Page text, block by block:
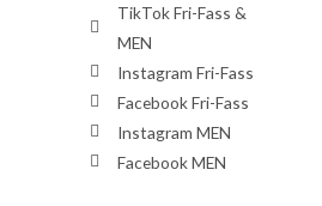
TikTok Fri-Fass &
MEN
Instagram Fri-Fass
Facebook Fri-Fass
Instagram MEN
Facebook MEN